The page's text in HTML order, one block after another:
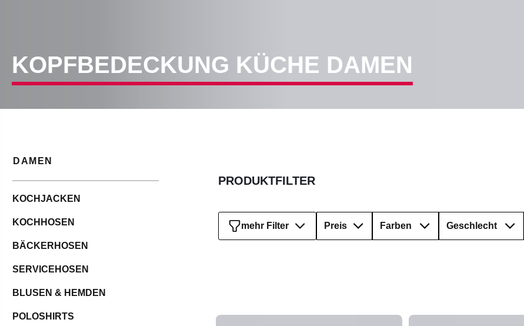
KOPFBEDECKUNG KÜCHE DAMEN
DAMEN
KOCHJACKEN
KOCHHOSEN
BÄCKERHOSEN
SERVICEHOSEN
BLUSEN & HEMDEN
POLOSHIRTS
PRODUKTFILTER
Preis Farben Geschlecht
mehr Filter